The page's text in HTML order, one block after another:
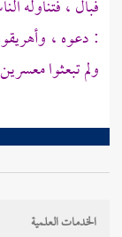
فبال ، فتناوله
: دعوه ،
ولم تبعثوا معسرين
الخدمات العلمية